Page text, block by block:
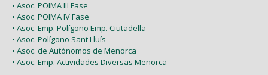
• Asoc. POIMA III Fase
• Asoc. POIMA IV Fase
• Asoc. Emp. Polígono Emp. Ciutadella
• Asoc. Polígono Sant Lluís
• Asoc. de Autónomos de Menorca
• Asoc. Emp. Actividades Diversas Menorca